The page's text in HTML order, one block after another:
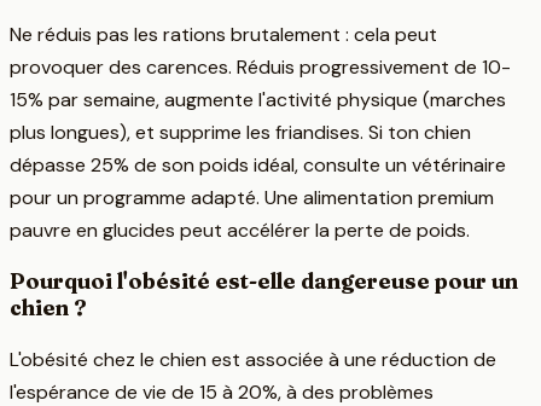
Ne réduis pas les rations brutalement : cela peut
provoquer des carences. Réduis progressivement de 10-
15% par semaine, augmente l'activité physique (marches
plus longues), et supprime les friandises. Si ton chien
dépasse 25% de son poids idéal, consulte un vétérinaire
pour un programme adapté. Une alimentation premium
pauvre en glucides peut accélérer la perte de poids.
Pourquoi l'obésité est-elle dangereuse pour un
chien ?
L'obésité chez le chien est associée à une réduction de
l'espérance de vie de 15 à 20%, à des problèmes